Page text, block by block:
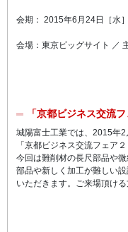
会期： 2015年6月24日［水
会場：東京ビッグサイト ／
「京都ビジネス交流
城陽富士工業では、2015年
「京都ビジネス交流フェア
今回は難削材の長尺部品や
部品や新しく加工が難しい
いただきます。ご来場頂け